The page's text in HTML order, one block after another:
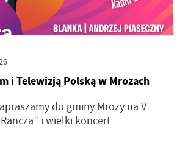
i Telewizją Polską w Mrozach
do gminy Mrozy na V
i wielki koncert